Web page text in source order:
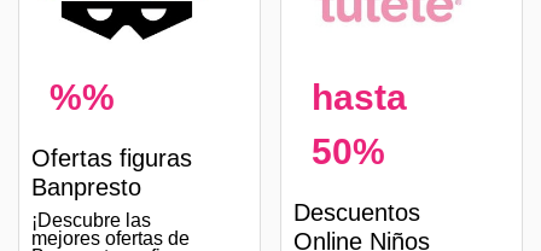
%%
Ofertas figuras
Banpresto
¡Descubre las
mejores ofertas de
hasta
50%
Descuentos
Online Niños